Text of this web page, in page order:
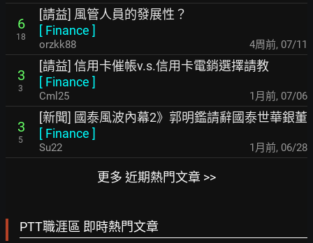
6
18
[請益] 風管人員的發展性？
[ Finance ]
orzkk88 4周前, 07/11
3
3
[請益] 信用卡催帳v.s.信用卡電銷選擇請教
[ Finance ]
Cml25 1月前, 07/06
3
5
[新聞] 國泰風波內幕2》郭明鑑請辭國泰世華銀董
[ Finance ]
Su22 1月前, 06/28
更多 近期熱門文章 >>
PTT職涯區 即時熱門文章